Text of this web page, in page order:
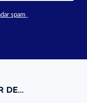
spam
DE...